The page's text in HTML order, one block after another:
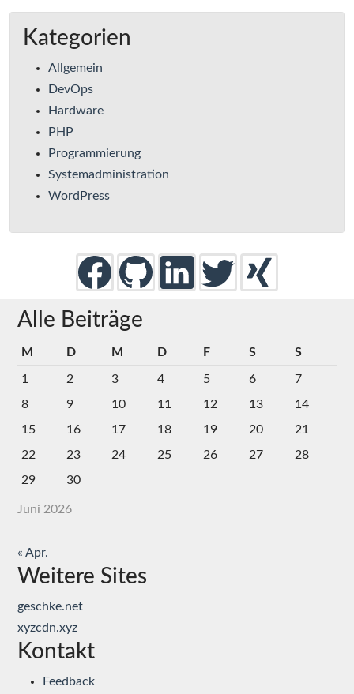
Kategorien
Allgemein
DevOps
Hardware
PHP
Programmierung
Systemadministration
WordPress
Alle Beiträge
Juni 2026
M D M D F S S
1 2 3 4 5 6
7
8
9 10 11 12 13
14
15
16 17 18 19 20
21
22
23 24 25 26 27
28
29
30
« Apr.
Weitere Sites
geschke.net
xyzcdn.xyz
Kontakt
Feedback